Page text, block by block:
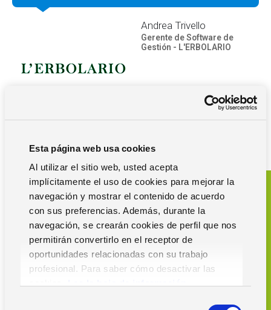
Esta página web usa cookies
Al utilizar el sitio web, usted acepta
implícitamente el uso de cookies para mejorar la
navegación y mostrar el contenido de acuerdo
con sus preferencias. Además, durante la
navegación, se crearán cookies de perfil que nos
permitirán convertirlo en el receptor de
oportunidades relacionadas con su trabajo
profesional. Para saber cómo desactivar las
Andrea Trivello
Gerente de Software de
Gestión - L'ERBOLARIO
Solicita una demo
de
Solmicro ERP
Gestión de
Almacén